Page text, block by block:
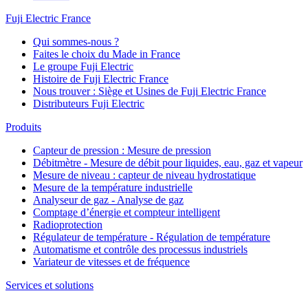
Fuji Electric France
Qui sommes-nous ?
Faites le choix du Made in France
Le groupe Fuji Electric
Histoire de Fuji Electric France
Nous trouver : Siège et Usines de Fuji Electric France
Distributeurs Fuji Electric
Produits
Capteur de pression : Mesure de pression
Débitmètre - Mesure de débit pour liquides, eau, gaz et vapeur
Mesure de niveau : capteur de niveau hydrostatique
Mesure de la température industrielle
Analyseur de gaz - Analyse de gaz
Comptage d’énergie et compteur intelligent
Radioprotection
Régulateur de température - Régulation de température
Automatisme et contrôle des processus industriels
Variateur de vitesses et de fréquence
Services et solutions